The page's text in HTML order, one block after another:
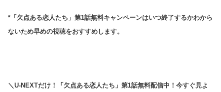
*「欠点ある恋人たち」第1話無料キャンペーンはいつ終了するかわから
ないため早めの視聴をおすすめします。
＼U-NEXTだけ！「欠点ある恋人たち」第1話無料配信中！今すぐ見よ